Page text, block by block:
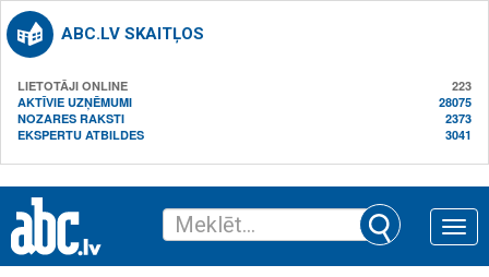
ABC.LV SKAITĻOS
LIETOTĀJI ONLINE
223
AKTĪVIE UZŅĒMUMI
28075
NOZARES RAKSTI
2373
EKSPERTU ATBILDES
3041
Toggle